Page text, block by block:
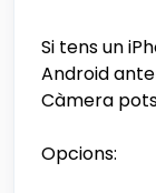
Si tens un
Android
Càmera
Opcions: